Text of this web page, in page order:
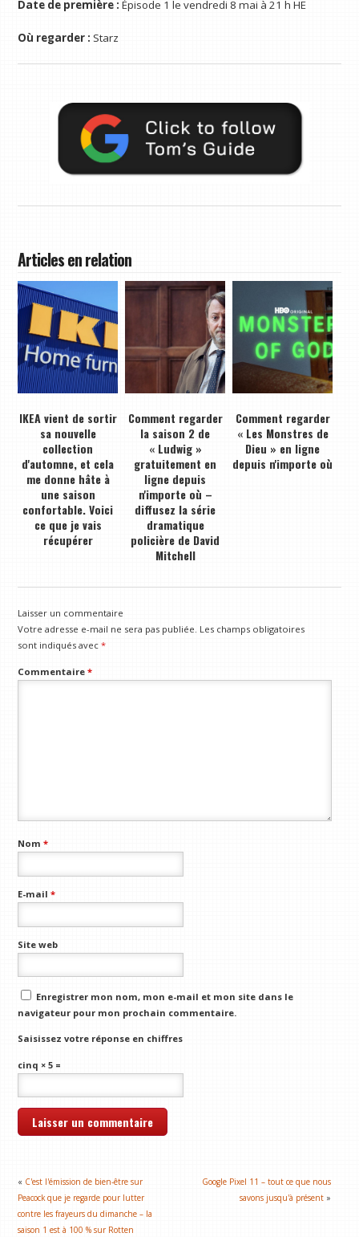
Date de première : Épisode 1 le vendredi 8 mai à 21 h HE
Où regarder :Starz
Articles en relation
IKEA vient de sortir
sa nouvelle
collection
d'automne, et cela
me donne hâte à
une saison
confortable. Voici
ce que je vais
récupérer
Comment regarder
la saison 2 de
« Ludwig »
gratuitement en
ligne depuis
n'importe où –
diffusez la série
dramatique
policière de David
Mitchell
Comment regarder
« Les Monstres de
Dieu » en ligne
depuis n'importe où
Laisser un commentaire
Votre adresse e-mail ne sera pas publiée. Les champs obligatoires
sont indiqués avec*
Commentaire*
Nom*
E-mail*
Site web
Enregistrer mon nom, mon e-mail et mon site dans le
navigateur pour mon prochain commentaire.
Saisissez votre réponse en chiffres
cinq × 5 =
« C'est l'émission de bien-être sur
Peacock que je regarde pour lutter
contre les frayeurs du dimanche – la
saison 1 est à 100 % sur Rotten
Google Pixel 11 – tout ce que nous
savons jusqu'à présent »